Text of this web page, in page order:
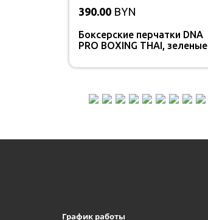
390.00 BYN
Боксерские перчатки DNA
PRO BOXING THAI, зеленые
График работы